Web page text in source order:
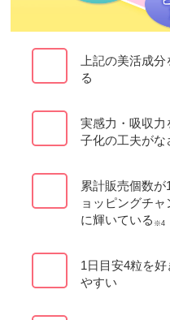
上記の美活成
る
実感力・吸収力
子化の工夫がな
累計販売個数が
ョッピングチ
に輝いている ※4
1日目安4粒を
やすい